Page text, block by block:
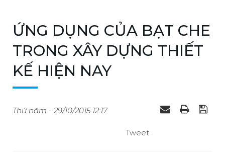
ỨNG DỤNG CỦA BẠT CHE
TRONG XÂY DỰNG THIẾT
KẾ HIỆN NAY
Thứ năm - 29/10/2015 12:17
Tweet